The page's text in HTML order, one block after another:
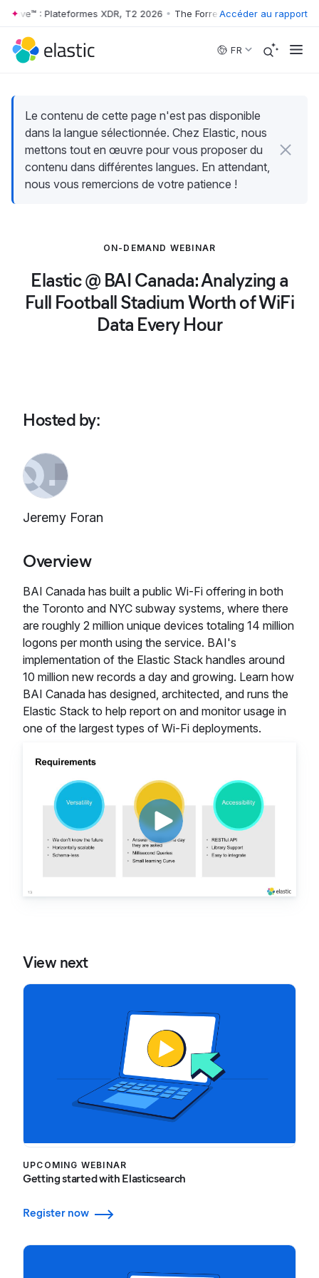
Skip to main content
: Plateformes XDR, T2 2026 • The Forrester Wave™ :
Accéder au rapport
FR
Le contenu de cette page n'est pas disponible
dans la langue sélectionnée. Chez Elastic, nous
mettons tout en œuvre pour vous proposer du
contenu dans différentes langues. En attendant,
nous vous remercions de votre patience !
ON-DEMAND WEBINAR
Elastic @ BAI Canada: Analyzing a
Full Football Stadium Worth of WiFi
Data Every Hour
Hosted by:
Jeremy Foran
Overview
BAI Canada has built a public Wi-Fi offering in both
the Toronto and NYC subway systems, where there
are roughly 2 million unique devices totaling 14 million
logons per month using the service. BAI's
implementation of the Elastic Stack handles around
10 million new records a day and growing. Learn how
BAI Canada has designed, architected, and runs the
Elastic Stack to help report on and monitor usage in
one of the largest types of Wi-Fi deployments.
View next
UPCOMING WEBINAR
Getting started with Elasticsearch
Register now